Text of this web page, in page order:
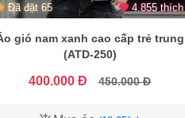
Đã đặt 65 4.855 thích
gió nam xanh cao cấp trẻ trung
(ATD-250)
400.000 Đ 450.000 Đ